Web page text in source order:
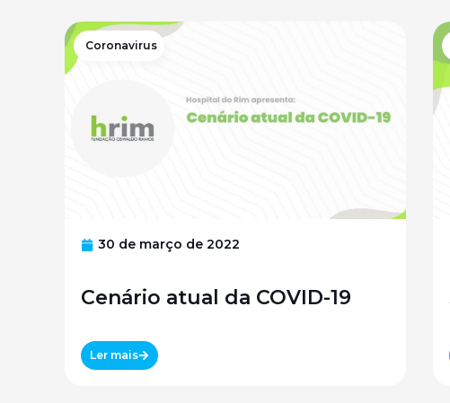
Coronavirus
30 de março de 2022
Cenário atual da COVID-19
Ler mais